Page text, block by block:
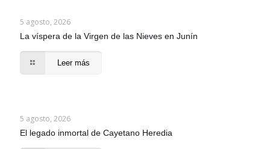
5 agosto, 2026
La víspera de la Virgen de las Nieves en Junín
Leer más
5 agosto, 2026
El legado inmortal de Cayetano Heredia